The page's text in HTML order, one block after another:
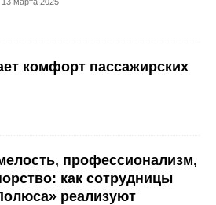
комфорт пассажирских
профессионализм,
как сотрудницы
реализуют